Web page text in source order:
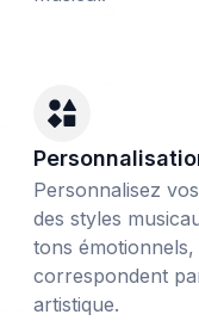
Personnalisez
des styles
tons
correspondent
artistique.